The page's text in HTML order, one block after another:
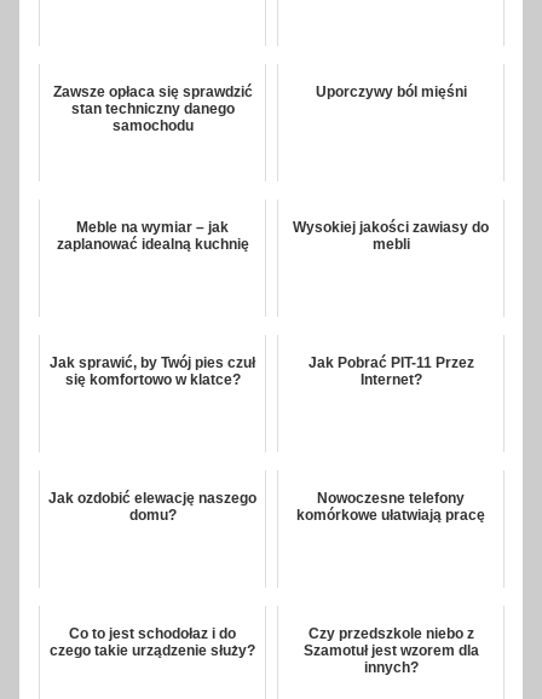
Zawsze opłaca się sprawdzić
stan techniczny danego
samochodu
Uporczywy ból mięśni
Meble na wymiar – jak
zaplanować idealną kuchnię
Wysokiej jakości zawiasy do
mebli
Jak sprawić, by Twój pies czuł
się komfortowo w klatce?
Jak Pobrać PIT-11 Przez
Internet?
Jak ozdobić elewację naszego
domu?
Nowoczesne telefony
komórkowe ułatwiają pracę
Co to jest schodołaz i do
czego takie urządzenie służy?
Czy przedszkole niebo z
Szamotuł jest wzorem dla
innych?